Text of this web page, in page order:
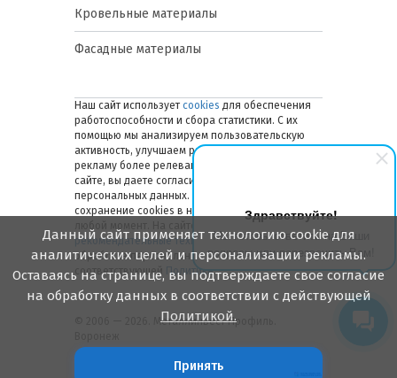
Здравствуйте!
Мы готовы ответить на Ваши
вопросы или перезвонить Вам!
Кровельные материалы
Фасадные материалы
Наш сайт использует cookies для обеспечения
работоспособности и сбора статистики. С их
помощью мы анализируем пользовательскую
активность, улучшаем работу сайта и делаем
рекламу более релевантной. Оставаясь на
сайте, вы даете согласие на обработку ваших
персональных данных. Вы можете отключить
сохранение cookies в настройках браузера в
любой момент. На сайте также применяются
рекомендательные технологии. Подробнее об
обработке персональных данных — в
соответствующей
Политике.
© 2006 — 2026. Металлинвест Профиль.
Данный сайт применяет технологию cookie для
аналитических целей и персонализации рекламы.
Оставаясь на странице, вы подтверждаете свое согласие
на обработку данных в соответствии с действующей
Политикой.
Принять